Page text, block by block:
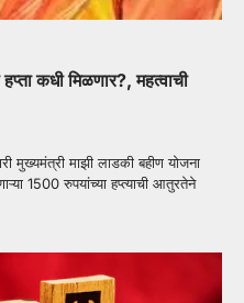
कधी मिळणार?, महत्वाची
मुख्यमंत्री माझी लाडकी बहीण योजना
1500 रुपयांच्या हप्त्याची आतुरतेने